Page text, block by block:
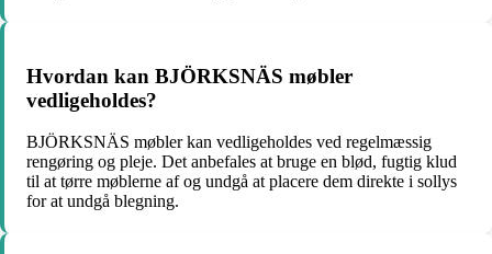
Hvordan kan BJÖRKSNÄS møbler
vedligeholdes?
BJÖRKSNÄS møbler kan vedligeholdes ved regelmæssig
rengøring og pleje. Det anbefales at bruge en blød, fugtig klud
til at tørre møblerne af og undgå at placere dem direkte i sollys
for at undgå blegning.